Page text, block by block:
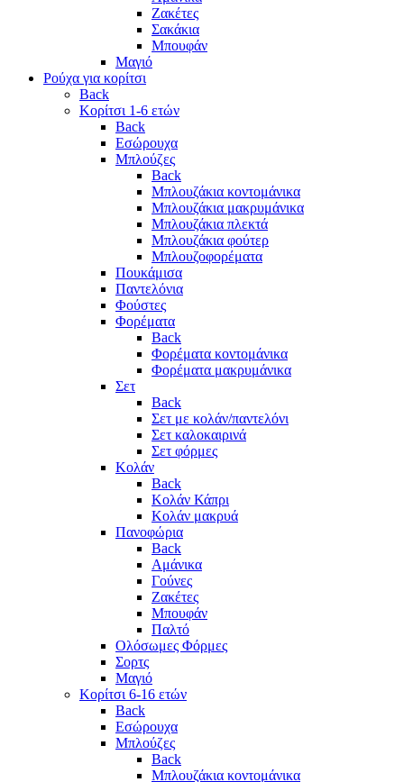
Ζακέτες
Σακάκια
Μπουφάν
Μαγιό
Ρούχα για κορίτσι
Back
Κορίτσι 1-6 ετών
Back
Εσώρουχα
Μπλούζες
Back
Μπλουζάκια κοντομάνικα
Μπλουζάκια μακρυμάνικα
Μπλουζάκια πλεκτά
Μπλουζάκια φούτερ
Μπλουζοφορέματα
Πουκάμισα
Παντελόνια
Φούστες
Φορέματα
Back
Φορέματα κοντομάνικα
Φορέματα μακρυμάνικα
Σετ
Back
Σετ με κολάν/παντελόνι
Σετ καλοκαιρινά
Σετ φόρμες
Κολάν
Back
Κολάν Κάπρι
Κολάν μακρυά
Πανοφώρια
Back
Αμάνικα
Γούνες
Ζακέτες
Μπουφάν
Παλτό
Ολόσωμες Φόρμες
Σορτς
Μαγιό
Κορίτσι 6-16 ετών
Back
Εσώρουχα
Μπλούζες
Back
Μπλουζάκια κοντομάνικα